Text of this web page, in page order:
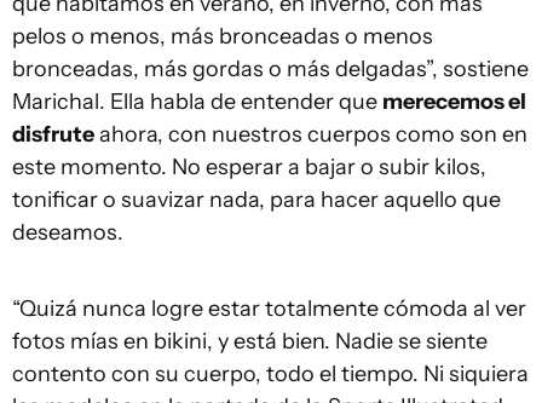
pelos o menos, más bronceadas o menos
bronceadas, más gordas o más delgadas”, sostiene
Marichal. Ella habla de entender que merecemos el
disfruteahora, con nuestros cuerpos como son en
este momento. No esperar a bajar o subir kilos,
tonificar o suavizar nada, para hacer aquello que
deseamos.
“Quizá nunca logre estar totalmente cómoda al ver
fotos mías en bikini, y está bien. Nadie se siente
contento con su cuerpo, todo el tiempo. Ni siquiera